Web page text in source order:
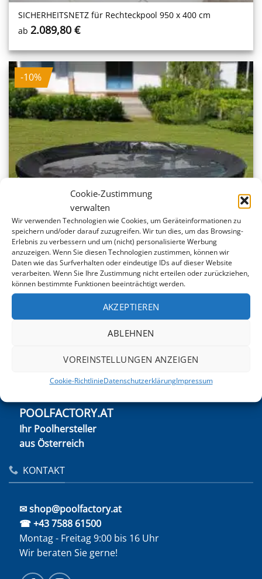
Cookie-Zustimmung
verwalten
Wir verwenden Technologien wie Cookies, um Geräteinformationen zu
speichern und/oder darauf zuzugreifen. Wir tun dies, um das Browsing-
Erlebnis zu verbessern und um (nicht) personalisierte Werbung
anzuzeigen. Wenn Sie diesen Technologien zustimmen, können wir
Daten wie das Surfverhalten oder eindeutige IDs auf dieser Website
verarbeiten. Wenn Sie Ihre Zustimmung nicht erteilen oder zurückziehen,
können bestimmte Funktionen beeinträchtigt werden.
AKZEPTIEREN
ABLEHNEN
VOREINSTELLUNGEN ANZEIGEN
Cookie-RichtlinieDatenschutzerklärungImpressum
SICHERHEITS­NETZ für Rechteckpool 950 x 400 cm
ab2.089,80€
-10%
WINTERABDECKUNG für Rechteckpool 950 x 400 cm
Ursprünglicher
713,00 €
Aktueller
641,70 €.
POOLFACTORY.AT
Ihr Poolhersteller
aus Österreich
KONTAKT
✉ shop@poolfactory.at
☎ +43 7588 61500
Montag - Freitag 9:00 bis 16 Uhr
Wir beraten Sie gerne!